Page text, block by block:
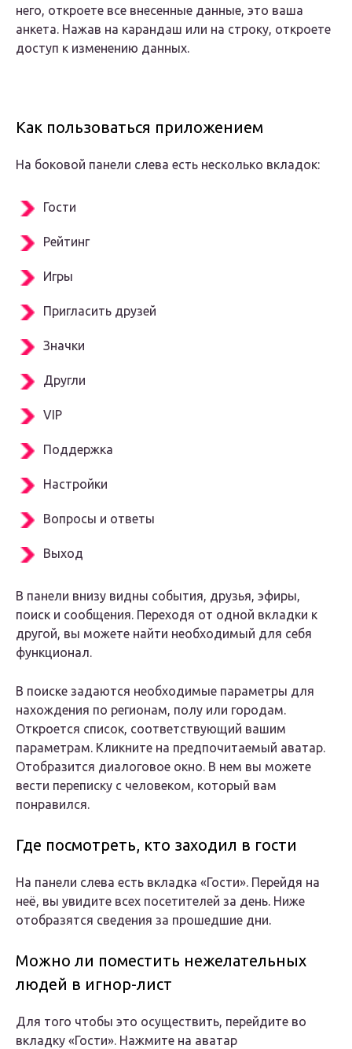
него, откроете все внесенные данные, это ваша
анкета. Нажав на карандаш или на строку, откроете
доступ к изменению данных.
Как пользоваться приложением
На боковой панели слева есть несколько вкладок:
Гости
Рейтинг
Игры
Пригласить друзей
Значки
Другли
VIP
Поддержка
Настройки
Вопросы и ответы
Выход
В панели внизу видны события, друзья, эфиры,
поиск и сообщения. Переходя от одной вкладки к
другой, вы можете найти необходимый для себя
функционал.
В поиске задаются необходимые параметры для
нахождения по регионам, полу или городам.
Откроется список, соответствующий вашим
параметрам. Кликните на предпочитаемый аватар.
Отобразится диалоговое окно. В нем вы можете
вести переписку с человеком, который вам
понравился.
Где посмотреть, кто заходил в гости
На панели слева есть вкладка «Гости». Перейдя на
неё, вы увидите всех посетителей за день. Ниже
отобразятся сведения за прошедшие дни.
Можно ли поместить нежелательных
людей в игнор-лист
Для того чтобы это осуществить, перейдите во
вкладку «Гости». Нажмите на аватар